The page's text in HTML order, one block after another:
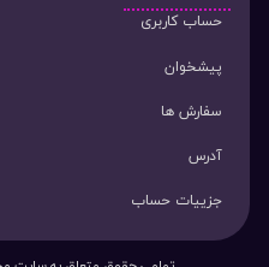
حساب کاربری
پیشخوان
سفارش ها
آدرس
جزییات حساب